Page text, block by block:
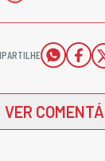
VER